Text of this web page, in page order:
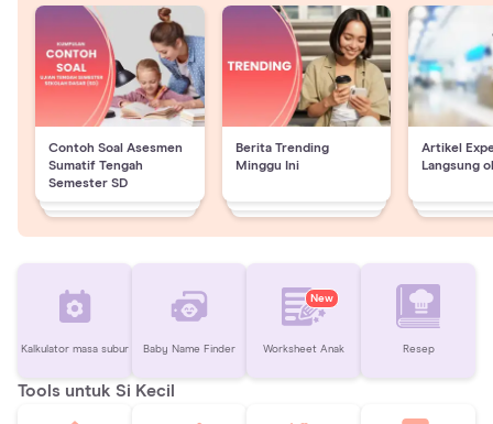
Contoh Soal Asesmen
Sumatif Tengah
Semester SD
Berita Trending
Minggu Ini
Artikel
Langsung
Kalkulator masa subur Baby Name Finder
New
Worksheet Anak Resep
Tools untuk Si Kecil